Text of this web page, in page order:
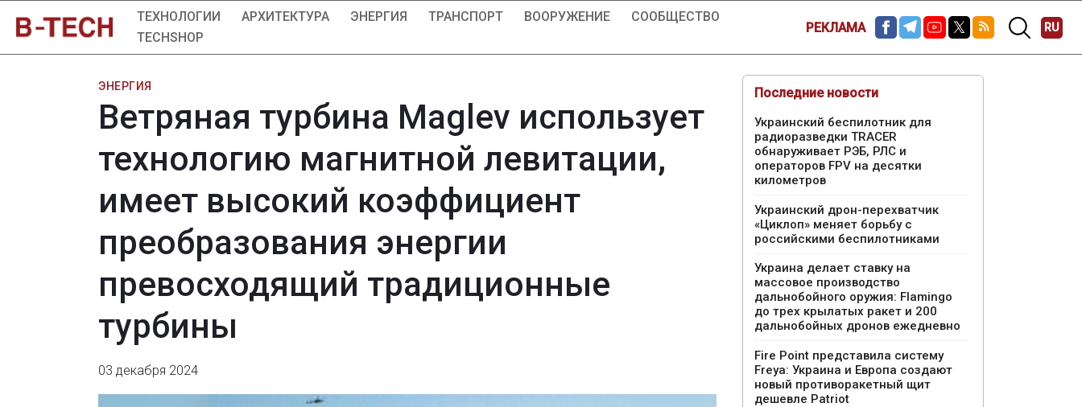
ТЕХНОЛОГИИ АРХИТЕКТУРА ЭНЕРГИЯ ТРАНСПОРТ ВООРУЖЕНИЕ
СООБЩЕСТВО
TECHSHOP
РЕКЛАМА RU
ЭНЕРГИЯ
Ветряная турбина Maglev использует
технологию магнитной левитации,
имеет высокий коэффициент
преобразования энергии
превосходящий традиционные
турбины
03 декабря 2024
Последние новости
Украинский беспилотник для
радиоразведки TRACER
обнаруживает РЭБ, РЛС и
операторов FPV на десятки
километров
Украинский дрон-перехватчик
«Циклоп» меняет борьбу с
российскими беспилотниками
Украина делает ставку на
массовое производство
дальнобойного оружия: Flamingo
до трех крылатых ракет и 200
дальнобойных дронов ежедневно
Fire Point представила систему
Freya: Украина и Европа создают
новый противоракетный щит
дешевле Patriot